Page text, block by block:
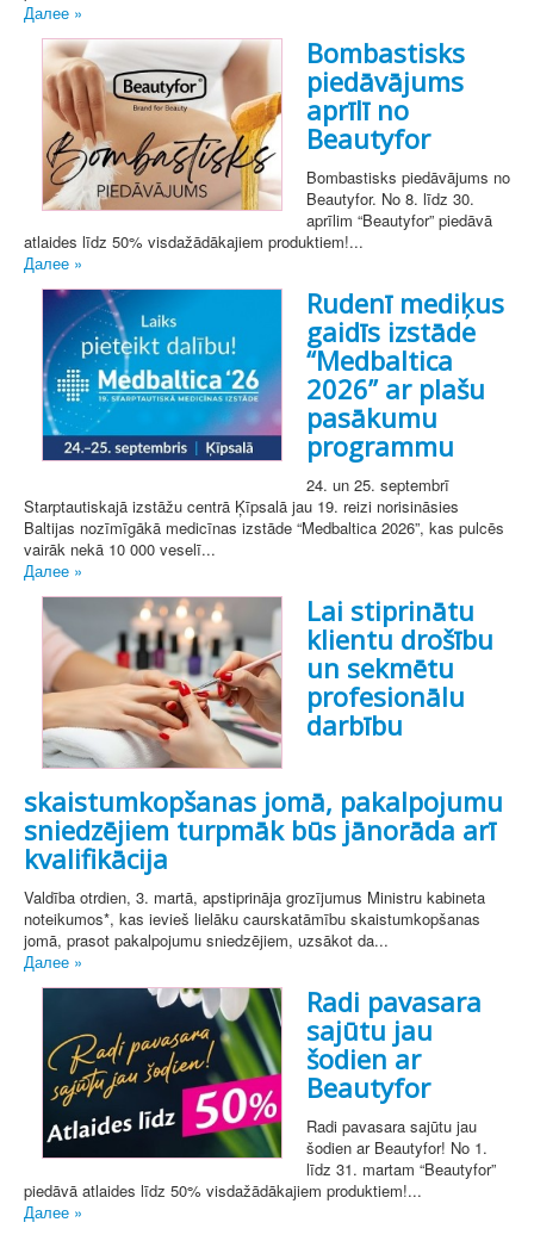
Далее »
Bombastisks
piedāvājums
aprīlī no
Beautyfor
Bombastisks piedāvājums no
Beautyfor. No 8. līdz 30.
aprīlim “Beautyfor” piedāvā
atlaides līdz 50% visdažādākajiem produktiem!...
Далее »
Rudenī mediķus
gaidīs izstāde
“Medbaltica
2026” ar plašu
pasākumu
programmu
24. un 25. septembrī
Starptautiskajā izstāžu centrā Ķīpsalā jau 19. reizi norisināsies
Baltijas nozīmīgākā medicīnas izstāde “Medbaltica 2026”, kas pulcēs
vairāk nekā 10 000 veselī...
Далее »
Lai stiprinātu
klientu drošību
un sekmētu
profesionālu
darbību
skaistumkopšanas jomā, pakalpojumu
sniedzējiem turpmāk būs jānorāda arī
kvalifikācija
Valdība otrdien, 3. martā, apstiprināja grozījumus Ministru kabineta
noteikumos*, kas ievieš lielāku caurskatāmību skaistumkopšanas
jomā, prasot pakalpojumu sniedzējiem, uzsākot da...
Далее »
Radi pavasara
sajūtu jau
šodien ar
Beautyfor
Radi pavasara sajūtu jau
šodien ar Beautyfor! No 1.
līdz 31. martam “Beautyfor”
piedāvā atlaides līdz 50% visdažādākajiem produktiem!...
Далее »